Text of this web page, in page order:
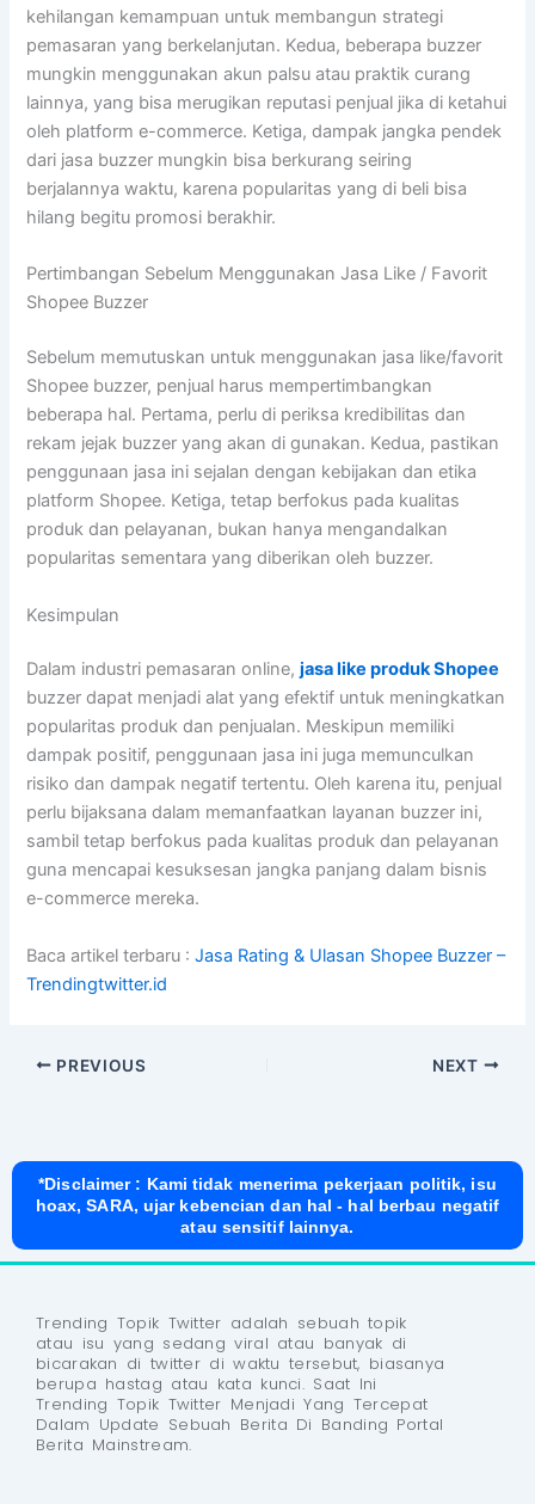
kehilangan kemampuan untuk membangun strategi
pemasaran yang berkelanjutan. Kedua, beberapa buzzer
mungkin menggunakan akun palsu atau praktik curang
lainnya, yang bisa merugikan reputasi penjual jika di ketahui
oleh platform e-commerce. Ketiga, dampak jangka pendek
dari jasa buzzer mungkin bisa berkurang seiring
berjalannya waktu, karena popularitas yang di beli bisa
hilang begitu promosi berakhir.
Pertimbangan Sebelum Menggunakan Jasa Like / Favorit
Shopee Buzzer
Sebelum memutuskan untuk menggunakan jasa like/favorit
Shopee buzzer, penjual harus mempertimbangkan
beberapa hal. Pertama, perlu di periksa kredibilitas dan
rekam jejak buzzer yang akan di gunakan. Kedua, pastikan
penggunaan jasa ini sejalan dengan kebijakan dan etika
platform Shopee. Ketiga, tetap berfokus pada kualitas
produk dan pelayanan, bukan hanya mengandalkan
popularitas sementara yang diberikan oleh buzzer.
Kesimpulan
Dalam industri pemasaran online,jasa like produk Shopee
buzzer dapat menjadi alat yang efektif untuk meningkatkan
popularitas produk dan penjualan. Meskipun memiliki
dampak positif, penggunaan jasa ini juga memunculkan
risiko dan dampak negatif tertentu. Oleh karena itu, penjual
perlu bijaksana dalam memanfaatkan layanan buzzer ini,
sambil tetap berfokus pada kualitas produk dan pelayanan
guna mencapai kesuksesan jangka panjang dalam bisnis
e-commerce mereka.
Baca artikel terbaru :Jasa Rating & Ulasan Shopee Buzzer –
Trendingtwitter.id
PREVIOUS NEXT
*Disclaimer : Kami tidak menerima pekerjaan politik, isu
hoax, SARA, ujar kebencian dan hal - hal berbau negatif
atau sensitif lainnya.
Trending Topik Twitter adalah sebuah topik
atau isu yang sedang viral atau banyak di
bicarakan di twitter di waktu tersebut, biasanya
berupa hastag atau kata kunci. Saat Ini
Trending Topik Twitter Menjadi Yang Tercepat
Dalam Update Sebuah Berita Di Banding Portal
Berita Mainstream.